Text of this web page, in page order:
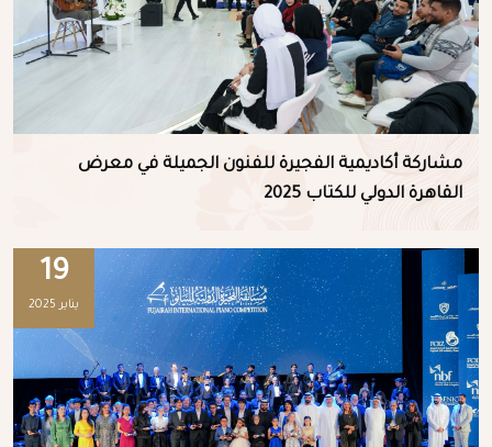
مشاركة أكاديمية الفجيرة للفنون الجميلة في معرض
القاهرة الدولي للكتاب 2025
19
يناير 2025